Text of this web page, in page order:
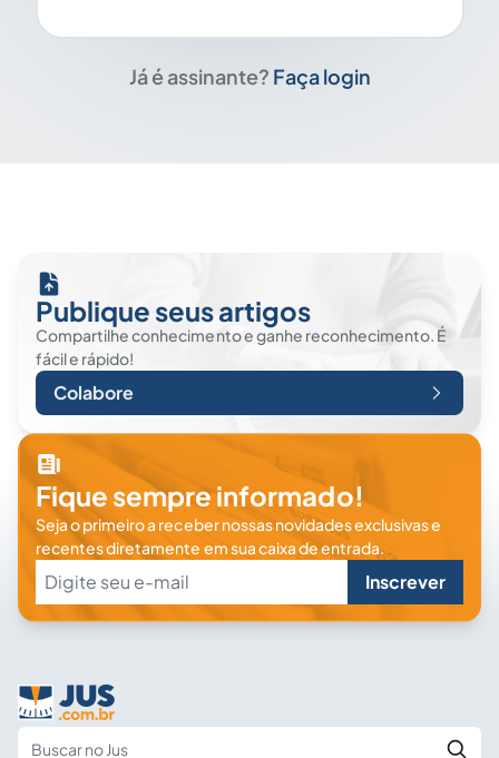
Já é assinante? Faça login
Publique seus artigos
Compartilhe conhecimento e ganhe reconhecimento. É
fácil e rápido!
Colabore
Fique sempre informado!
Seja o primeiro a receber nossas novidades exclusivas e
recentes diretamente em sua caixa de entrada.
Inscrever